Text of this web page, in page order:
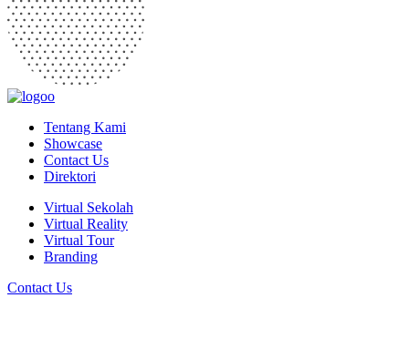
Tentang Kami
Showcase
Contact Us
Direktori
Virtual Sekolah
Virtual Reality
Virtual Tour
Branding
Contact Us